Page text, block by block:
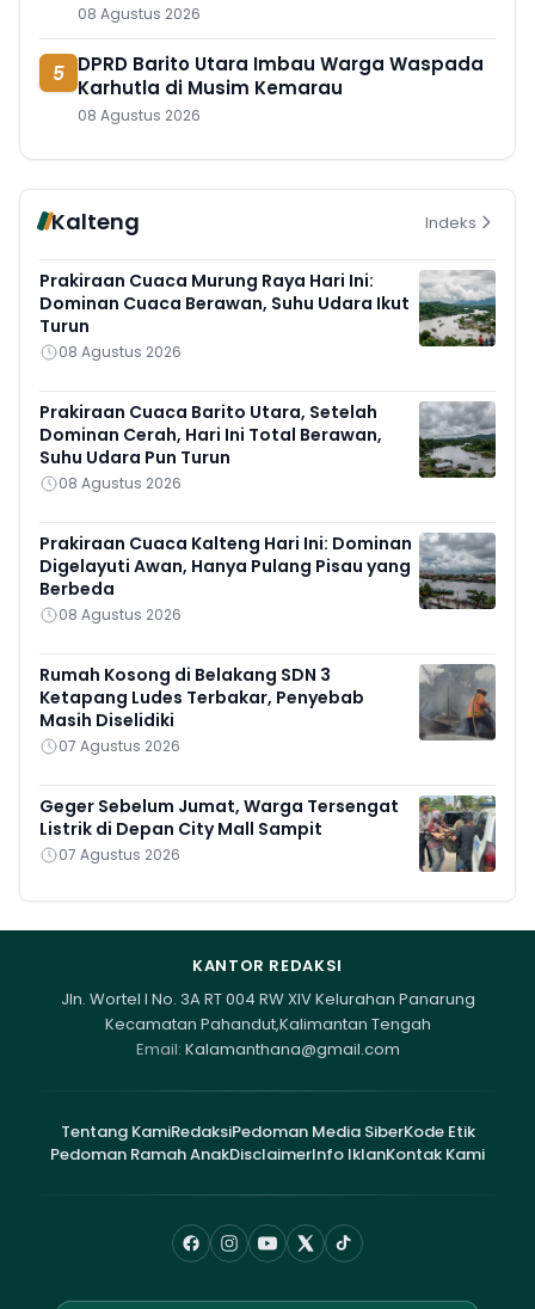
08 Agustus 2026
5 DPRD Barito Utara Imbau Warga Waspada
Karhutla di Musim Kemarau
08 Agustus 2026
Kalteng Indeks
Prakiraan Cuaca Murung Raya Hari Ini:
Dominan Cuaca Berawan, Suhu Udara Ikut
Turun
08 Agustus 2026
Prakiraan Cuaca Barito Utara, Setelah
Dominan Cerah, Hari Ini Total Berawan,
Suhu Udara Pun Turun
08 Agustus 2026
Prakiraan Cuaca Kalteng Hari Ini: Dominan
Digelayuti Awan, Hanya Pulang Pisau yang
Berbeda
08 Agustus 2026
Rumah Kosong di Belakang SDN 3
Ketapang Ludes Terbakar, Penyebab
Masih Diselidiki
07 Agustus 2026
Geger Sebelum Jumat, Warga Tersengat
Listrik di Depan City Mall Sampit
07 Agustus 2026
KANTOR REDAKSI
Jln. Wortel I No. 3A RT 004 RW XIV Kelurahan Panarung
Kecamatan Pahandut,Kalimantan Tengah
Email: Kalamanthana@gmail.com
Tentang KamiRedaksiPedoman Media SiberKode Etik
Pedoman Ramah AnakDisclaimerInfo IklanKontak Kami